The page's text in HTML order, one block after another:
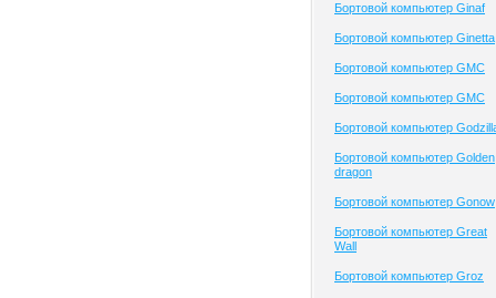
Бортовой компьютер Ginaf
Бортовой компьютер Ginetta
Бортовой компьютер GMC
Бортовой компьютер GMC
Бортовой компьютер
Бортовой компьютер Golden
dragon
Бортовой компьютер Gonow
Бортовой компьютер Great
Wall
Бортовой компьютер Groz